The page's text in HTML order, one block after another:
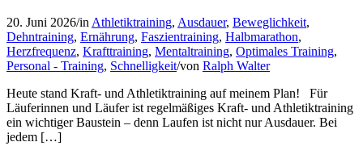
20. Juni 2026/in Athletiktraining, Ausdauer, Beweglichkeit,
Dehntraining, Ernährung, Faszientraining, Halbmarathon,
Herzfrequenz, Krafttraining, Mentaltraining, Optimales Training,
Personal - Training, Schnelligkeit/von Ralph Walter
Heute stand Kraft- und Athletiktraining auf meinem Plan! Für
Läuferinnen und Läufer ist regelmäßiges Kraft- und Athletiktraining
ein wichtiger Baustein – denn Laufen ist nicht nur Ausdauer. Bei
jedem […]